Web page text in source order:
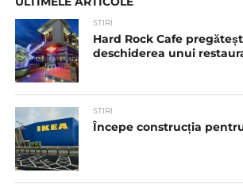
STIRI
Hard Rock Cafe
deschiderea unui
STIRI
Începe construcția